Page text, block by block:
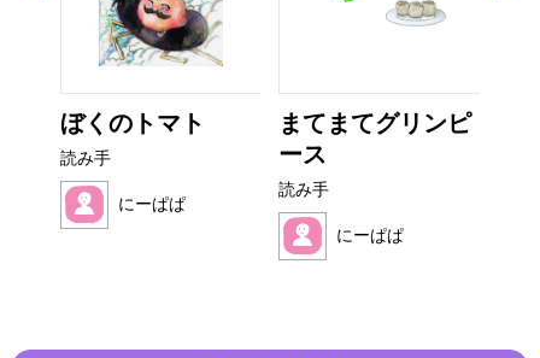
ぼくのトマト
読み手
にーぱぱ
まてまてグリンピ
ース
読み手
にーぱぱ